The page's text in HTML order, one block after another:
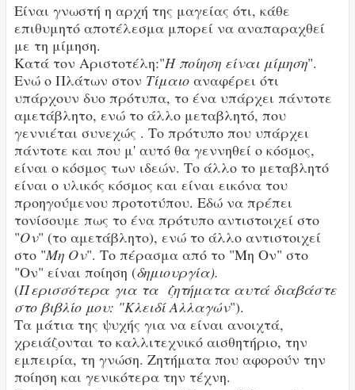
Είναι γνωστή η αρχή της μαγείας ότι, κάθε
επιθυμητό αποτέλεσμα μπορεί να αναπαραχθεί
με τη μίμηση.
Κατά τον Αριστοτέλη:"Η ποίηση είναι μίμηση".
Ενώ ο Πλάτων στον Τίμαιο αναφέρει ότι
υπάρχουν δυο πρότυπα, το ένα υπάρχει πάντοτε
αμετάβλητο, ενώ το άλλο μεταβλητό, που
γεννιέται συνεχώς . Το πρότυπο που υπάρχει
πάντοτε και που μ' αυτό θα γεννηθεί ο κόσμος,
είναι ο κόσμος των ιδεών. Το άλλο το μεταβλητό
είναι ο υλικός κόσμος και είναι εικόνα του
προηγούμενου προτοτύπου. Εδώ να πρέπει
τονίσουμε πως το ένα πρότυπο αντιστοιχεί στο
"Ον" (το αμετάβλητο), ενώ το άλλο αντιστοιχεί
στο "Μη Ον". Το πέρασμα από το "Μη Ον" στο
"Ον" είναι ποίηση (δημιουργία).
(Περισσότερα για τα ζητήματα αυτά διαβάστε
στο βιβλίο μου: "Κλειδί Αλλαγών").
Τα μάτια της ψυχής για να είναι ανοιχτά,
χρειάζονται το καλλιτεχνικό αισθητήριο, την
εμπειρία, τη γνώση. Ζητήματα που αφορούν την
ποίηση και γενικότερα την τέχνη.